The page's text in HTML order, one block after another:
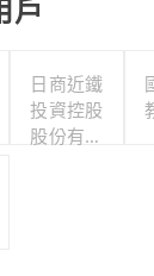
戶
日商近鐵
投資控股
股份有限